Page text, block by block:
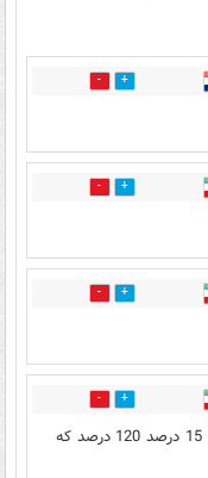
196
121
108
58
انشاالله رشد اقتصادی 120 درصد چرا 15 درصد 120 درصد که